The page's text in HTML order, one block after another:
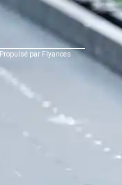
Propulsé par Flyances